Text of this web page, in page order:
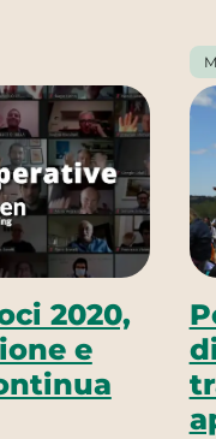
2020,
e